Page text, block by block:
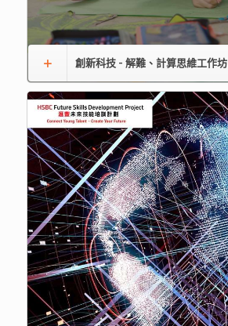
創新科技 - 解難、計算思維工作坊